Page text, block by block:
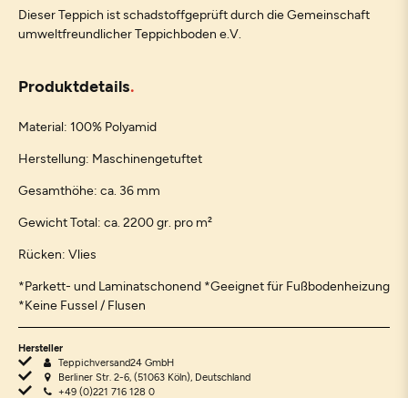
Dieser Teppich ist schadstoffgeprüft durch die Gemeinschaft
umweltfreundlicher Teppichboden e.V.
Produktdetails
Material: 100% Polyamid
Herstellung: Maschinengetuftet
Gesamthöhe: ca. 36 mm
Gewicht Total: ca. 2200 gr. pro m²
Rücken: Vlies
*Parkett- und Laminatschonend *Geeignet für Fußbodenheizung
*Keine Fussel / Flusen
Hersteller
Teppichversand24 GmbH
Berliner Str. 2-6, (51063 Köln), Deutschland
+49 (0)221 716 128 0